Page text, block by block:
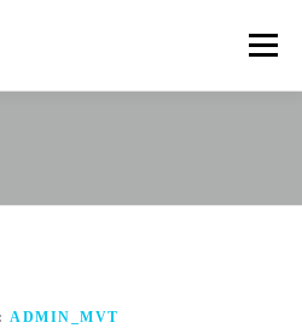
メニュ
お問合せ
ADMIN_MVT